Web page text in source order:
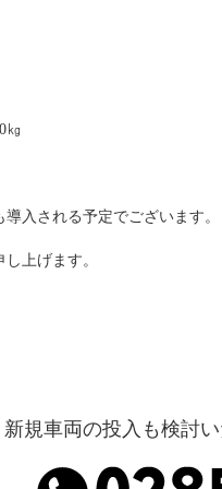
㎏
入される予定でございます。
上げます。
新規車両の投入も検討